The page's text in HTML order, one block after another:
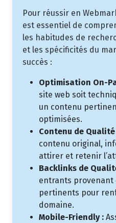
Pour réussir en
est essentiel de
les habitudes de
et les spécificités du
succès :
Optimisation On-
site web soit
un contenu
optimisées.
Contenu de Qualité
contenu original,
attirer et retenir
Backlinks de
entrants provenant
pertinents pour
domaine.
Mobile-Friendly :